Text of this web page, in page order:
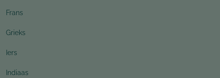
Frans
Grieks
Iers
Indiaas